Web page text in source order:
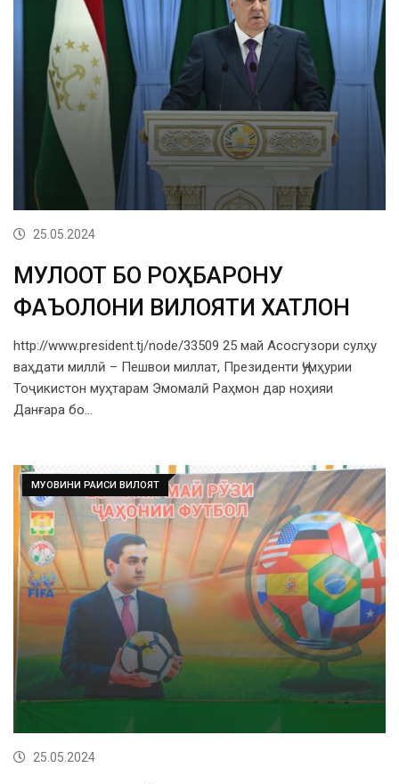
25.05.2024
МУЛОҚОТ БО РОҲБАРОНУ
ФАЪОЛОНИ ВИЛОЯТИ ХАТЛОН
http://www.president.tj/node/33509 25 май Асосгузори сулҳу
ваҳдати миллӣ – Пешвои миллат, Президенти Ҷумҳурии
Тоҷикистон муҳтарам Эмомалӣ Раҳмон дар ноҳияи
Данғара бо…
МУОВИНИ РАИСИ ВИЛОЯТ
25.05.2024